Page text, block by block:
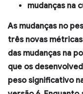
mudanças na
As mudanças no
três novas
das mudanças na
que os
peso significativo